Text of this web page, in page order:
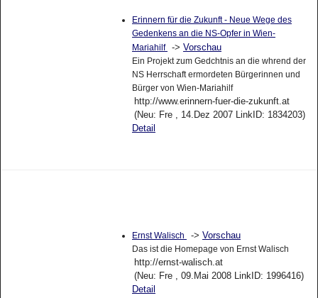
Erinnern für die Zukunft - Neue Wege des
Gedenkens an die NS-Opfer in Wien-
Mariahilf -> Vorschau
Ein Projekt zum Gedchtnis an die whrend der
NS Herrschaft ermordeten Bürgerinnen und
Bürger von Wien-Mariahilf
http://www.erinnern-fuer-die-zukunft.at
(Neu: Fre , 14.Dez 2007 LinkID: 1834203)
Detail
Ernst Walisch -> Vorschau
Das ist die Homepage von Ernst Walisch
http://ernst-walisch.at
(Neu: Fre , 09.Mai 2008 LinkID: 1996416)
Detail